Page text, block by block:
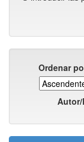
Ordenar